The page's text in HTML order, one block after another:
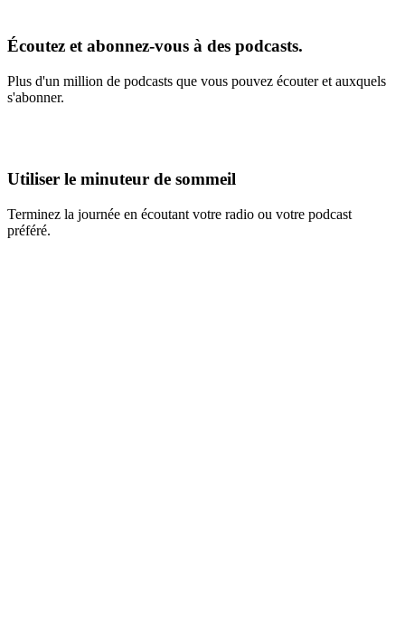
Écoutez et abonnez-vous à des podcasts.
Plus d'un million de podcasts que vous pouvez écouter et auxquels
s'abonner.
Utiliser le minuteur de sommeil
Terminez la journée en écoutant votre radio ou votre podcast
préféré.